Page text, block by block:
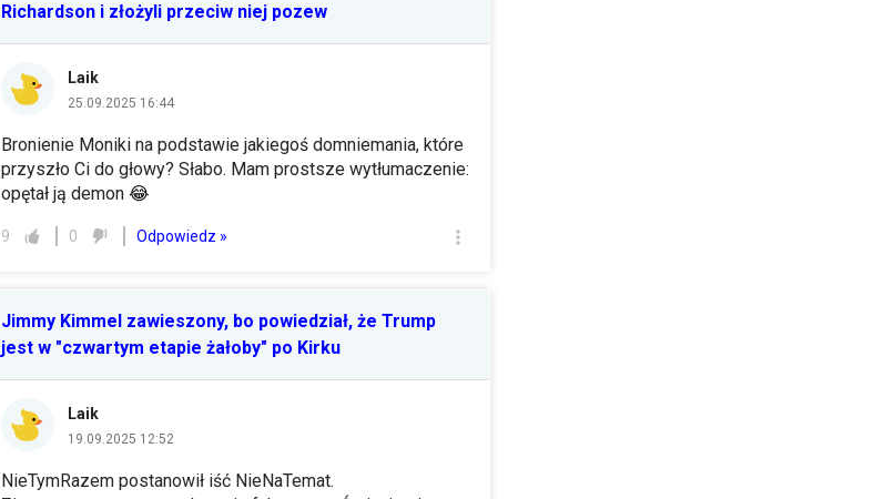
Richardson i złożyli przeciw niej pozew
Laik
25.09.2025 16:44
Bronienie Moniki na podstawie jakiegoś domniemania, które
przyszło Ci do głowy? Słabo. Mam prostsze wytłumaczenie:
opętał ją demon 😂
9 0 Odpowiedz »
Jimmy Kimmel zawieszony, bo powiedział, że Trump
jest w "czwartym etapie żałoby" po Kirku
Laik
19.09.2025 12:52
NieTymRazem postanowił iść NieNaTemat.